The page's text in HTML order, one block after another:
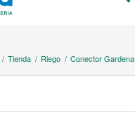
/ Tienda / Riego / Conector Gardena